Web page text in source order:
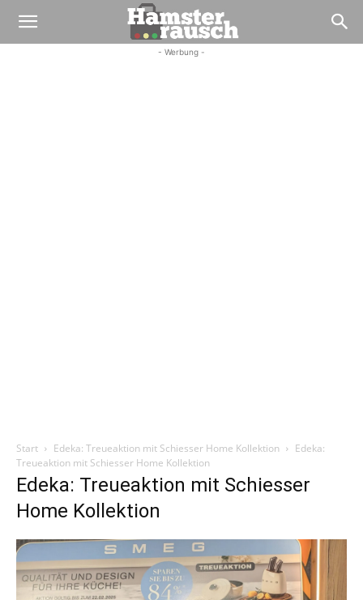
- Werbung -
Start Edeka: Treueaktion mit Schiesser Home Kollektion
Edeka:
Treueaktion mit Schiesser Home Kollektion
Edeka: Treueaktion mit Schiesser
Home Kollektion